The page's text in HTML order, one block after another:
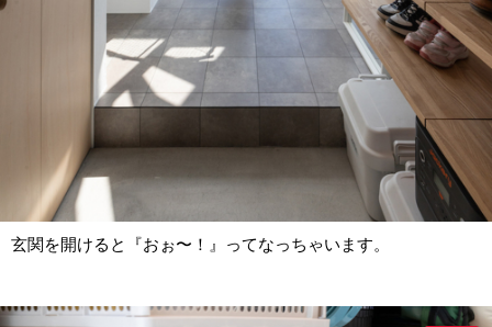
玄関を開けると『おぉ〜！』ってなっちゃいます。